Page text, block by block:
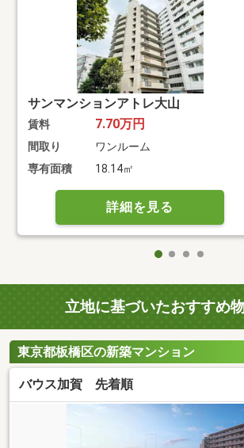
サンマンションアトレ大山
賃料 7.70万円
間取り
ワンルーム
専有面積
18.14㎡
詳細を見る
立地に基づいたおすすめ
東京都板橋区の新築マンション
バウス加賀 先着順